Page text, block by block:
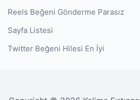
Reels Beğeni Gönderme Parasız
Sayfa Listesi
Twitter Beğeni Hilesi En İyi